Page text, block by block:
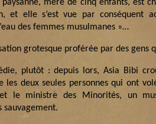
mère de cinq enfants, est
et elle s’est vue par conséquent
des femmes musulmanes »…
grotesque proférée par des gens
plutôt : depuis lors, Asia Bibi
les deux seules personnes qui ont
et le ministre des Minorités, un
sauvagement.